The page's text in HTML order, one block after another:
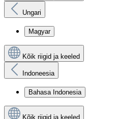
Ungari
Magyar
Kõik riigid ja keeled
Indoneesia
Bahasa Indonesia
Kõik riigid ja keeled